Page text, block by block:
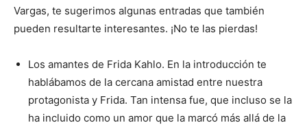
Vargas, te sugerimos algunas entradas que también
pueden resultarte interesantes. ¡No te las pierdas!
Los amantes de Frida Kahlo. En la introducción te
hablábamos de la cercana amistad entre nuestra
protagonista y Frida. Tan intensa fue, que incluso se la
ha incluido como un amor que la marcó más allá de la